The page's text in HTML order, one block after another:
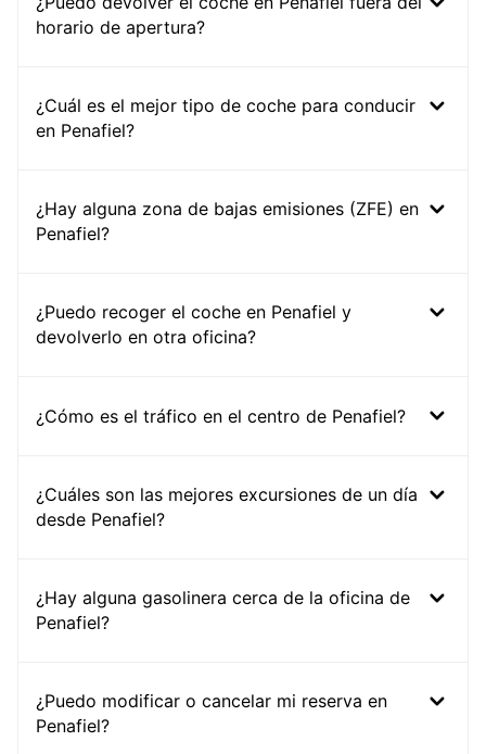
horario de apertura?
¿Cuál es el mejor tipo de coche para conducir
en Penafiel?
¿Hay alguna zona de bajas emisiones (ZFE) en
Penafiel?
¿Puedo recoger el coche en Penafiel y
devolverlo en otra oficina?
¿Cómo es el tráfico en el centro de Penafiel?
¿Cuáles son las mejores excursiones de un día
desde Penafiel?
¿Hay alguna gasolinera cerca de la oficina de
Penafiel?
¿Puedo modificar o cancelar mi reserva en
Penafiel?